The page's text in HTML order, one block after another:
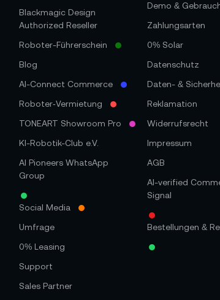
Blackmagic Design
Authorized Reseller
Roboter-Führerschein
Blog
AI-Connect Commerce
Roboter‑Vermietung
TONEART Showroom Pro
KI-Robotik-Club e.V.
AI Pioneers WhatsApp
Group
Social Media
Umfrage
0% Leasing
Support
Sales Partner
Demo &
Zahlungsarten
0% Solar
Datenschutz
Daten- &
Reklamation
Widerrufsrecht
Impressum
AGB
AI-verified
Signal
Bestellungen &